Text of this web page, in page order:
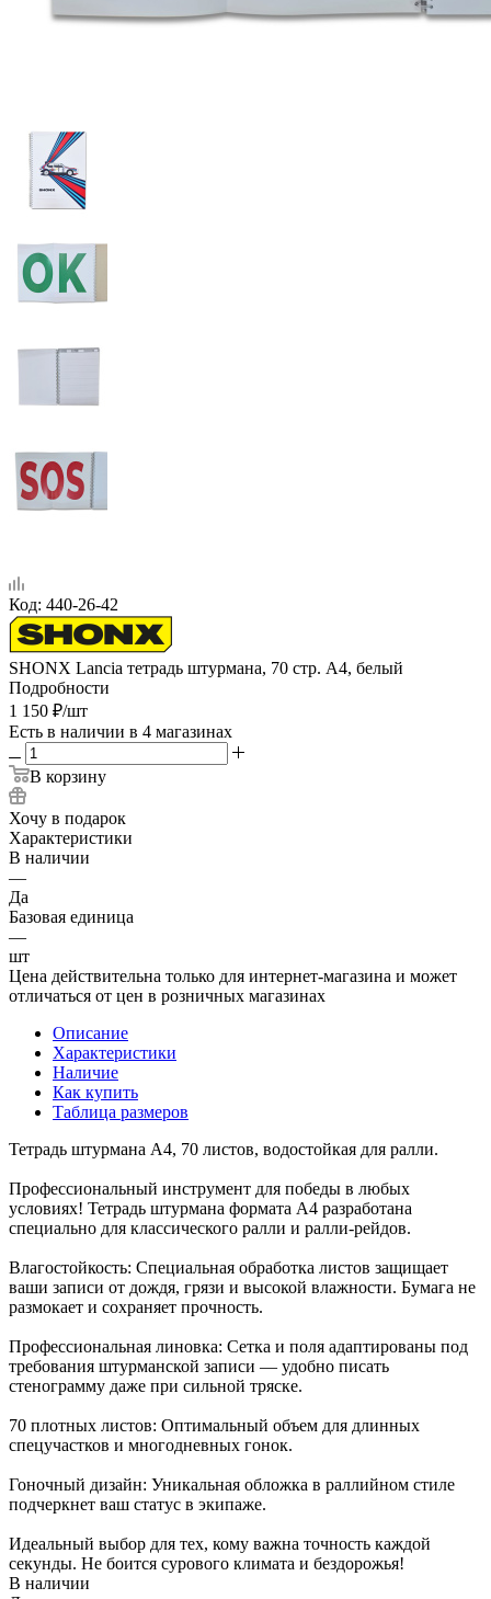
Код: 440-26-42
SHONX Lancia тетрадь штурмана, 70 стр. А4, белый
Подробности
1 150 ₽/шт
Есть в наличии в 4 магазинах
В корзину
Хочу в подарок
Характеристики
В наличии
—
Да
Базовая единица
—
шт
Цена действительна только для интернет-магазина и может
отличаться от цен в розничных магазинах
Описание
Характеристики
Наличие
Как купить
Таблица размеров
Тетрадь штурмана А4, 70 листов, водостойкая для ралли.
Профессиональный инструмент для победы в любых
условиях! Тетрадь штурмана формата А4 разработана
специально для классического ралли и ралли-рейдов.
Влагостойкость: Специальная обработка листов защищает
ваши записи от дождя, грязи и высокой влажности. Бумага не
размокает и сохраняет прочность.
Профессиональная линовка: Сетка и поля адаптированы под
требования штурманской записи — удобно писать
стенограмму даже при сильной тряске.
70 плотных листов: Оптимальный объем для длинных
спецучастков и многодневных гонок.
Гоночный дизайн: Уникальная обложка в раллийном стиле
подчеркнет ваш статус в экипаже.
Идеальный выбор для тех, кому важна точность каждой
секунды. Не боится сурового климата и бездорожья!
В наличии